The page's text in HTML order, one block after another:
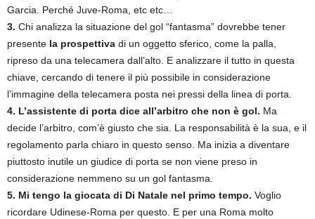
Garcia. Perché Juve-Roma, etc etc…
3. Chi analizza la situazione del gol “fantasma” dovrebbe tener
presente la prospettiva di un oggetto sferico, come la palla,
ripreso da una telecamera dall’alto. E analizzare il tutto in questa
chiave, cercando di tenere il più possibile in considerazione
l’immagine della telecamera posta nei pressi della linea di porta.
4. L’assistente di porta dice all’arbitro che non è gol. Ma
decide l’arbitro, com’è giusto che sia. La responsabilità è la sua, e il
regolamento parla chiaro in questo senso. Ma inizia a diventare
piuttosto inutile un giudice di porta se non viene preso in
considerazione nemmeno su un gol fantasma.
5. Mi tengo la giocata di Di Natale nel primo tempo. Voglio
ricordare Udinese-Roma per questo. E per una Roma molto